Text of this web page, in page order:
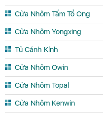
Cửa Kính Cường Lực Sơn La
Cửa Kính Cường Lực Thái Bình
Cửa Kính Cường Lực Thanh Hóa
Cửa Kính Cường Lực Tiền Giang
Cửa Kính Cường Lực Tuyên Quang
Cửa Kính Cường Lực Vĩnh Phúc
Cửa Nhôm Tấm Tổ Ong
Cửa Nhôm Yongxing
Tủ Cánh Kính
Cửa Nhôm Owin
Cửa Nhôm Topal
Cửa Nhôm Kenwin